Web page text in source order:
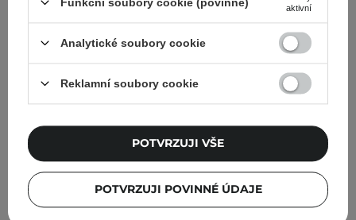
ze světa beauty – přímo do vašeho e-mailu!
Zadejte svoji e-mailovou adresu
Souhlasím se zasíláním
Cosibella sp. z o.o. v souladu s
PŘIHLASTE SE
aktivní
Analytické soubory cookie
Reklamní soubory cookie
POTVRZUJI POVINNÉ ÚDAJE
POTVRZUJI VŠE